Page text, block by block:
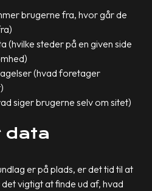
brugerne fra, hvor går de
(hvilke steder på en given side
(hvad foretager
siger brugerne selv om sitet)
data
er på plads, er det tid til at
vigtigt at finde ud af, hvad